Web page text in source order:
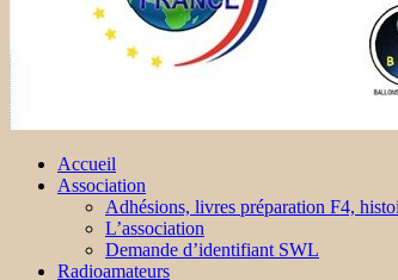
Accueil
Association
Adhésions, livres préparation F4,
L’association
Demande d’identifiant SWL
Radioamateurs